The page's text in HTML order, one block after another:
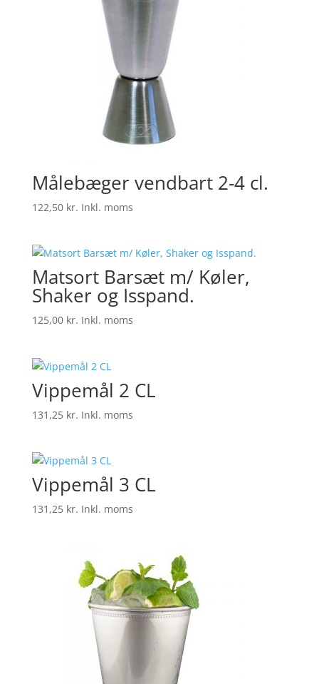
Målebæger vendbart 2-4 cl.
122,50 kr. Inkl. moms
Matsort Barsæt m/ Køler,
Shaker og Isspand.
125,00 kr. Inkl. moms
Vippemål 2 CL
131,25 kr. Inkl. moms
Vippemål 3 CL
131,25 kr. Inkl. moms